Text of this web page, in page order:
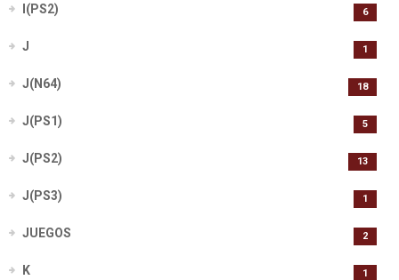
I(PS2) 6
J 1
J(N64) 18
J(PS1) 5
J(PS2) 13
J(PS3) 1
JUEGOS 2
K 1